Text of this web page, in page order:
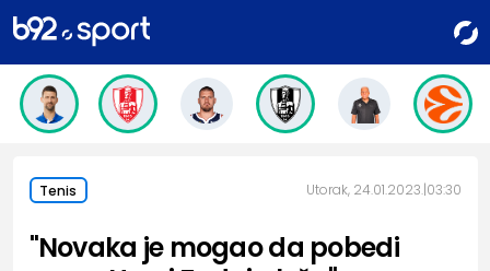
Tenis Utorak, 24.01.2023. 03:30
"Novaka je mogao da pobedi